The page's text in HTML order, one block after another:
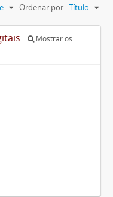
Ordenar por: Título
Mostrar os